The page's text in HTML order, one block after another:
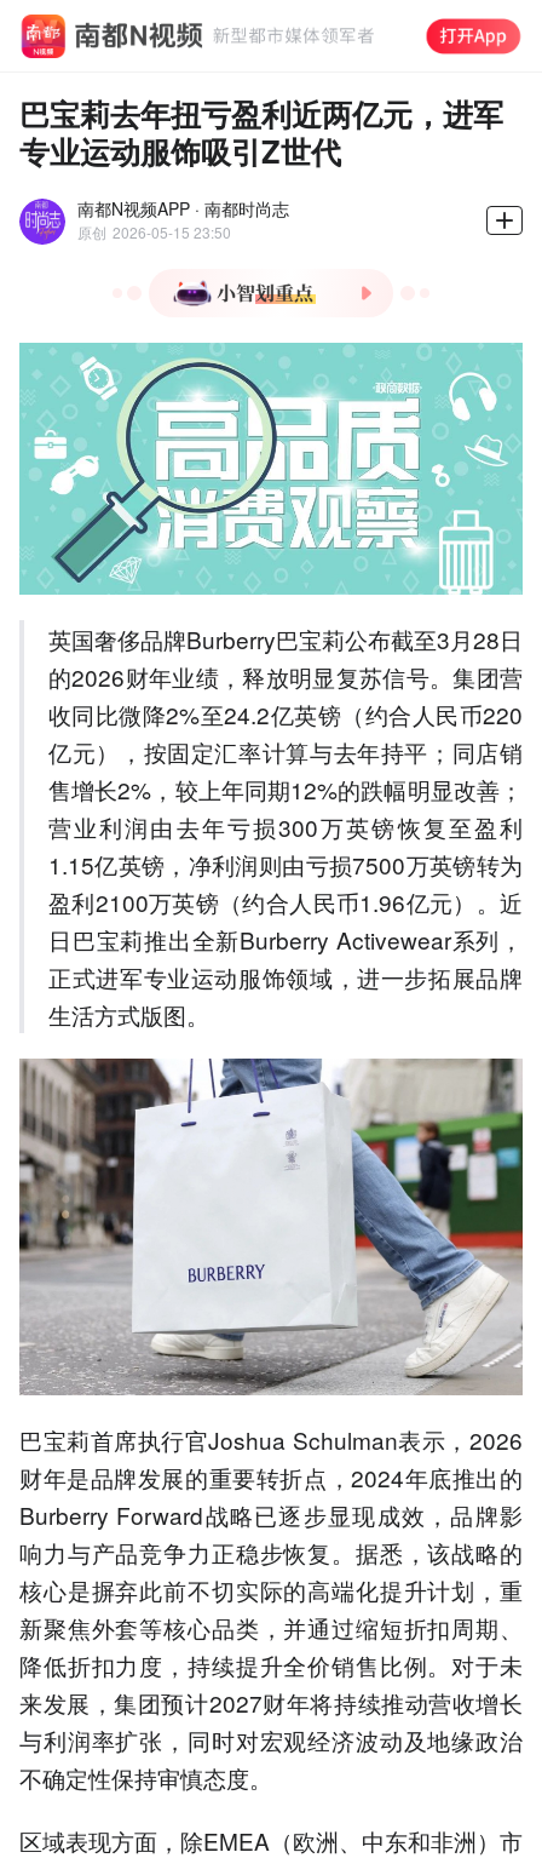
巴宝莉去年扭亏盈利近两亿元，进军
专业运动服饰吸引Z世代
南都N视频APP · 南都时尚志
原创 2026-05-15 23:50
盈，营业利润达1.15亿英
镑，净利润2100万英镑。
2.大中华区与美洲市场第四
季度增长10%，Z世代成关
键消费群体。
3.品牌聚焦核心品类，外套
与围巾下半年实现双位数增
长，全价销售占比提升。
4.Burberry推出Activewear系
生活方式版图。
5.管理层调整，William
Jackson将接任董事长，股价
一年上涨70%重返富时100
指数。
以上内容由AI大模型生成，仅供
参考
英国奢侈品牌Burberry巴宝莉公布截至3月28日
的2026财年业绩，释放明显复苏信号。集团营
收同比微降2%至24.2亿英镑（约合人民币220
亿元），按固定汇率计算与去年持平；同店销
售增长2%，较上年同期12%的跌幅明显改善；
营业利润由去年亏损300万英镑恢复至盈利
1.15亿英镑，净利润则由亏损7500万英镑转为
盈利2100万英镑（约合人民币1.96亿元）。近
日巴宝莉推出全新Burberry Activewear系列，
正式进军专业运动服饰领域，进一步拓展品牌
生活方式版图。
巴宝莉首席执行官Joshua Schulman表示，2026
财年是品牌发展的重要转折点，2024年底推出的
Burberry Forward战略已逐步显现成效，品牌影
响力与产品竞争力正稳步恢复。据悉，该战略的
核心是摒弃此前不切实际的高端化提升计划，重
新聚焦外套等核心品类，并通过缩短折扣周期、
降低折扣力度，持续提升全价销售比例。对于未
来发展，集团预计2027财年将持续推动营收增长
与利润率扩张，同时对宏观经济波动及地缘政治
不确定性保持审慎态度。
区域表现方面，除EMEA（欧洲、中东和非洲）市